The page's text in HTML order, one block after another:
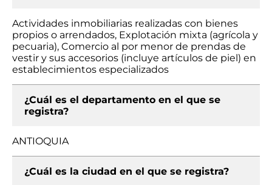
Actividades inmobiliarias realizadas con bienes
propios o arrendados, Explotación mixta (agrícola y
pecuaria), Comercio al por menor de prendas de
vestir y sus accesorios (incluye artículos de piel) en
establecimientos especializados
¿Cuál es el departamento en el que se
registra?
ANTIOQUIA
¿Cuál es la ciudad en el que se registra?